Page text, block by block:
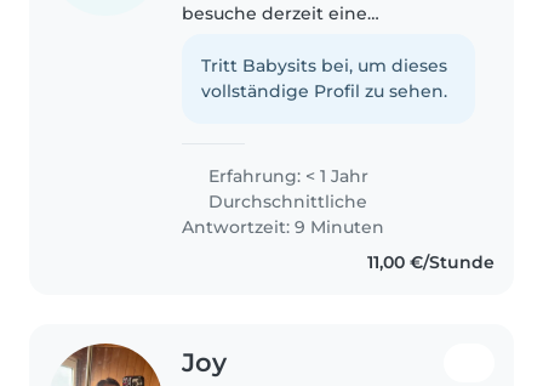
besuche derzeit eine
Ich spreche fließend Deutsch
und Englisch und kann mich
Tritt Babysits bei, um dieses
vollständige Profil zu sehen.
Erfahrung: < 1 Jahr
Durchschnittliche
Antwortzeit: 9 Minuten
11,00 €/Stunde
Joy